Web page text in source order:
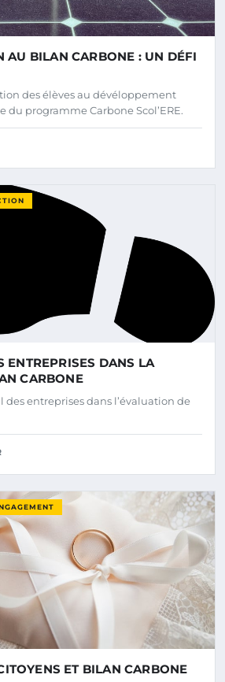
AU BILAN CARBONE : UN DÉFI
des élèves au dévéloppement
du programme Carbone Scol’ERE.
ENTREPRISES DANS LA
CARBONE
des entreprises dans l’évaluation de
ET BILAN CARBONE